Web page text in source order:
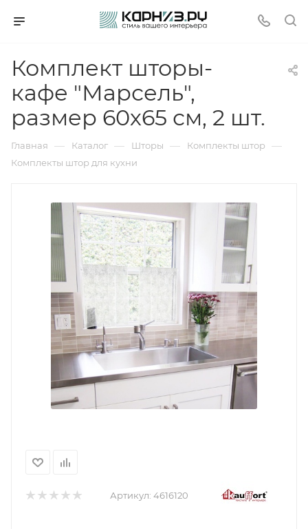
Комплект шторы-
кафе "Марсель",
размер 60х65 см, 2 шт.
Главная — Каталог — Шторы — Комплекты штор —
Комплекты штор для кухни
Артикул: 4616120